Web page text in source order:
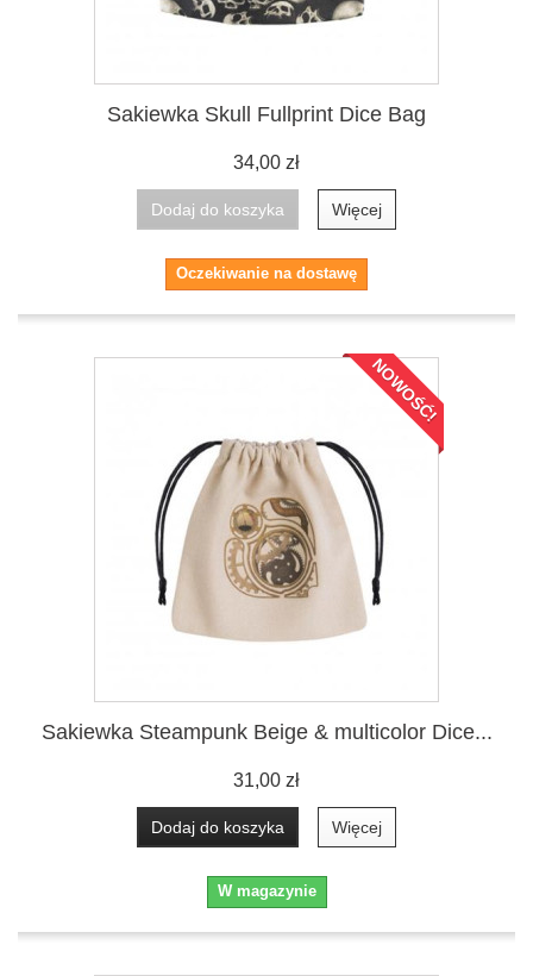
Sakiewka Skull Fullprint Dice Bag
34,00 zł
Dodaj do koszyka Więcej
Oczekiwanie na dostawę
NOWOŚĆ!
Sakiewka Steampunk Beige & multicolor Dice...
31,00 zł
Dodaj do koszyka Więcej
W magazynie